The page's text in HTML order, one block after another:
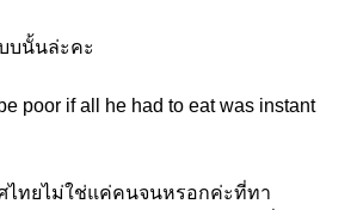
บนั้นล่ะคะ
poor if all he had to eat was instant
ไทยไม่ใช่แค่คนจนหรอกค่ะที่ทา